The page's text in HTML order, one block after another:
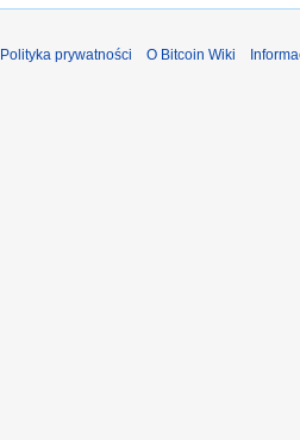
Polityka prywatności O Bitcoin Wiki